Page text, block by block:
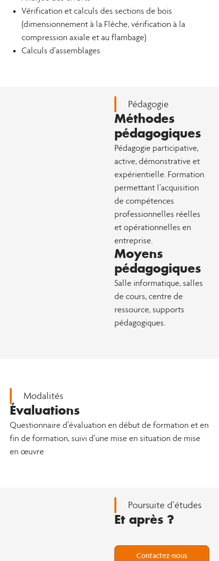
Vérification et calculs des sections de bois
(dimensionnement à la Flèche, vérification à la
compression axiale et au flambage)
Calculs d’assemblages
Pédagogie
Méthodes
pédagogiques
Pédagogie participative,
active, démonstrative et
expérientielle. Formation
permettant l’acquisition
de compétences
professionnelles réelles
et opérationnelles en
entreprise.
Moyens
pédagogiques
Salle informatique, salles
de cours, centre de
ressource, supports
pédagogiques.
Modalités
Évaluations
Questionnaire d’évaluation en début de formation et en
fin de formation, suivi d’une mise en situation de mise
en œuvre
Poursuite d’études
Et après ?
Contactez-nous